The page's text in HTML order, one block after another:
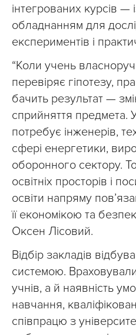
інтегрованих курсів —
обладнанням для
експериментів і
“Коли учень
перевіряє гіпотезу,
бачить результат —
сприйняття предмета.
потребує інженерів,
сфері енергетики,
оборонного сектору.
освітніх просторів і
освіти напряму
її економікою та
Оксен Лісовий.
Відбір закладів
системою.
учнів, а й наявність
навчання,
співпрацю з